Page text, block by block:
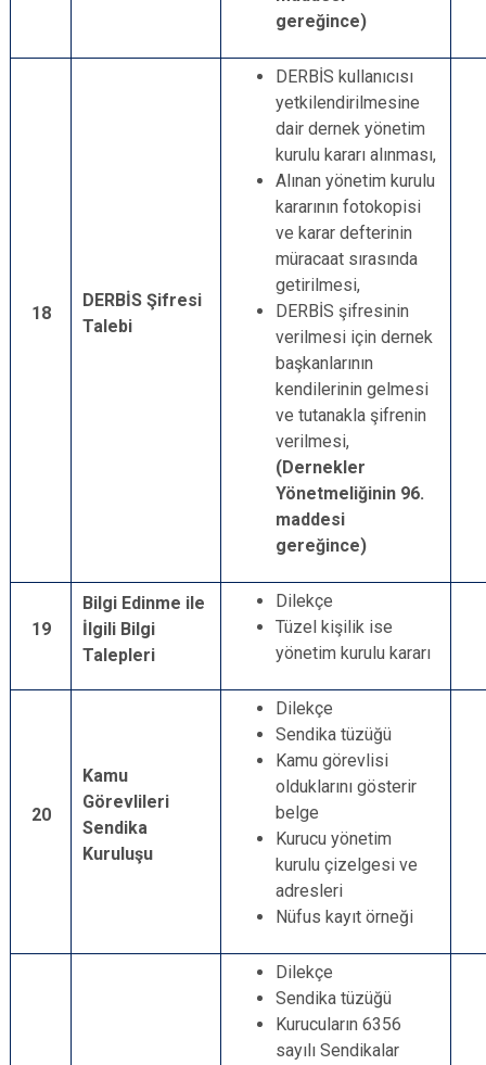
gereğince)
18
DERBİS Şifresi
Talebi
DERBİS kullanıcısı
yetkilendirilmesine
dair dernek yönetim
kurulu kararı alınması,
Alınan yönetim kurulu
kararının fotokopisi
ve karar defterinin
müracaat sırasında
getirilmesi,
DERBİS şifresinin
verilmesi için dernek
başkanlarının
kendilerinin gelmesi
ve tutanakla şifrenin
verilmesi,
(Dernekler
Yönetmeliğinin 96.
maddesi
gereğince)
19
Bilgi Edinme ile
İlgili Bilgi
Talepleri
Dilekçe
Tüzel kişilik ise
yönetim kurulu kararı
20
Kamu
Görevlileri
Sendika
Kuruluşu
Dilekçe
Sendika tüzüğü
Kamu görevlisi
olduklarını gösterir
belge
Kurucu yönetim
kurulu çizelgesi ve
adresleri
Nüfus kayıt örneği
Dilekçe
Sendika tüzüğü
Kurucuların 6356
sayılı Sendikalar